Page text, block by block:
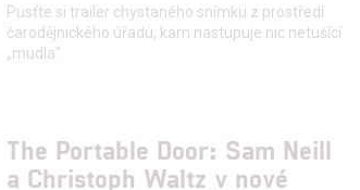
Pusťte si trailer chystaného snímku z prostředí
čarodějnického úřadu, kam nastupuje nic netušící
„mudla“.
The Portable Door: Sam Neill
a Christoph Waltz v nové